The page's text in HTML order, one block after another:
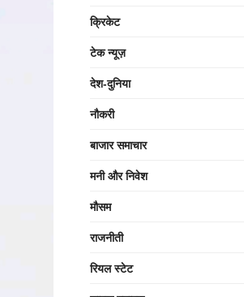
क्रिकेट
टेक न्यूज़
देश-दुनिया
नौकरी
बाजार समाचार
मनी और निवेश
मौसम
राजनीती
रियल स्टेट